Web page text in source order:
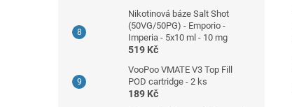
Nikotinová báze Salt Shot
(50VG/50PG) - Emporio -
Imperia - 5x10 ml - 10 mg
519 Kč
VooPoo VMATE V3 Top Fill
POD cartridge - 2 ks
189 Kč